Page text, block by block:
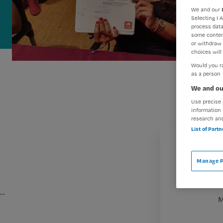
…
We and our
Selecting I
process
some
or withdraw
choices will
Would you
as a person
We and
Use
information
research
List of
Manage